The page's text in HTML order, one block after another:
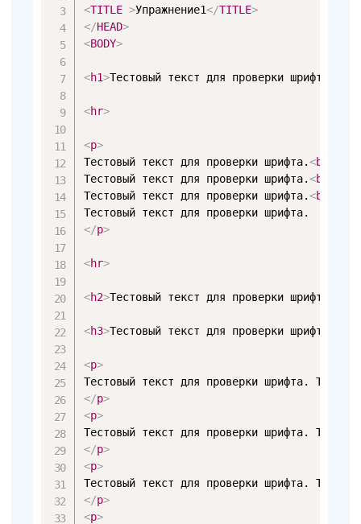
<TITLE >Упражнение1</TITLE>
</HEAD>
<BODY>
<h1>Тестовый текст для проверки шрифта.
<hr>
<p>
Тестовый текст для проверки шрифта.<br
Тестовый текст для проверки шрифта.<br
Тестовый текст для проверки шрифта.<br
</p>
<hr>
<h2>Тестовый текст для проверки шрифта..
<h3>Тестовый текст для проверки шрифта.
<p>
</p>
<p>
</p>
<p>
</p>
<p>